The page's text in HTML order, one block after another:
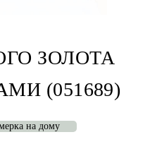
ЗОЛОТА
(051689)
на дому